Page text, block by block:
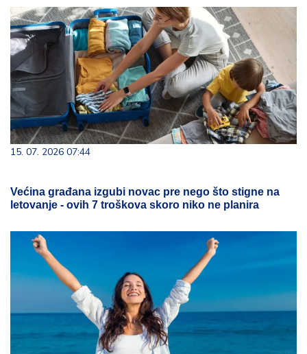
15. 07. 2026 07:44
Većina građana izgubi novac pre nego što stigne na
letovanje - ovih 7 troškova skoro niko ne planira